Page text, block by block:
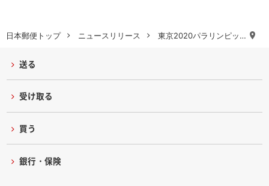
日本郵便トップ ニュースリリース 東京2020パラリンピッ…
送る
受け取る
買う
銀行・保険